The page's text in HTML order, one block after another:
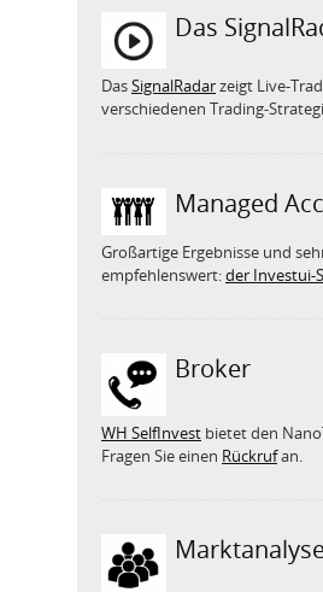
Das
DasSignalRadarzeigt Live-
verschiedenen Trading-
Managed
Großartige Ergebnisse und
empfehlenswert:der Investui-
Broker
WH SelfInvest bietet den
Fragen Sie einen Rückrufan.